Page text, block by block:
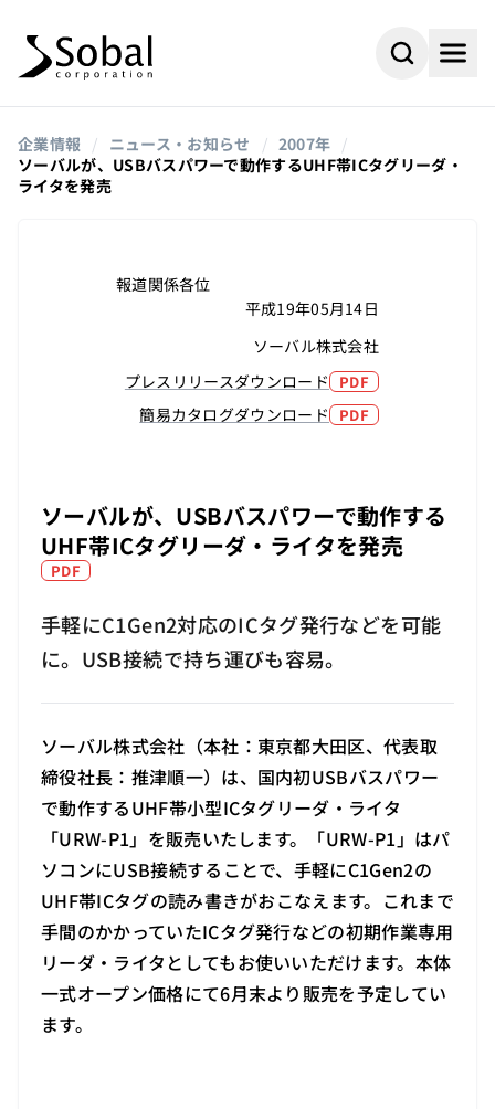
企業情報 / ニュース・お知らせ / 2007年 /
ソーバルが、USBバスパワーで動作するUHF帯ICタグリーダ・
ライタを発売
報道関係各位
平成19年05月14日
ソーバル株式会社
プレスリリースダウンロード PDF
簡易カタログダウンロード PDF
ソーバルが、USBバスパワーで動作する
UHF帯ICタグリーダ・ライタを発売
PDF
手軽にC1Gen2対応のICタグ発行などを可能
に。USB接続で持ち運びも容易。
ソーバル株式会社（本社：東京都大田区、代表取
締役社長：推津順一）は、国内初USBバスパワー
で動作するUHF帯小型ICタグリーダ・ライタ
「URW-P1」を販売いたします。「URW-P1」はパ
ソコンにUSB接続することで、手軽にC1Gen2の
UHF帯ICタグの読み書きがおこなえます。これまで
手間のかかっていたICタグ発行などの初期作業専用
リーダ・ライタとしてもお使いいただけます。本体
一式オープン価格にて6月末より販売を予定してい
ます。